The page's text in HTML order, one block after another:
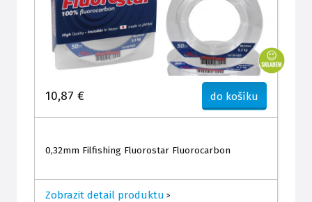
10,87 € do košíku
0,32mm Filfishing Fluorostar Fluorocarbon
Zobrazit detail produktu >